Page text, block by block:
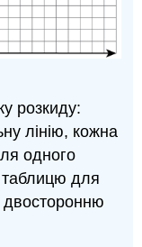
розкиду:
лінію, кожна
одного
таблицю для